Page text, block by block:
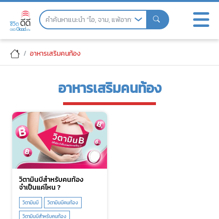
Skip
อาหารเสริมคนท้อง
อาหารเสริมคนท้อง
วิตามินบีสำหรับคนท้อง
จำเป็นแค่ไหน ?
วิตามินบี
​วิตามินบีคนท้อง
​วิตามินบีสำหรับคนท้อง